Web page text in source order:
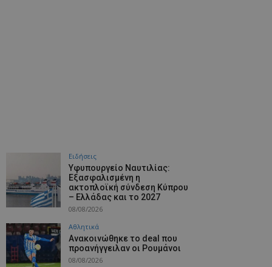
Ειδήσεις
Υφυπουργείο Ναυτιλίας:
Εξασφαλισμένη η
ακτοπλοϊκή σύνδεση Κύπρου
– Ελλάδας και το 2027
08/08/2026
Αθλητικά
Aνακοινώθηκε το deal που
προανήγγειλαν οι Ρουμάνοι
08/08/2026